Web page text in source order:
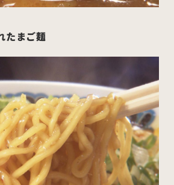
たまご麺